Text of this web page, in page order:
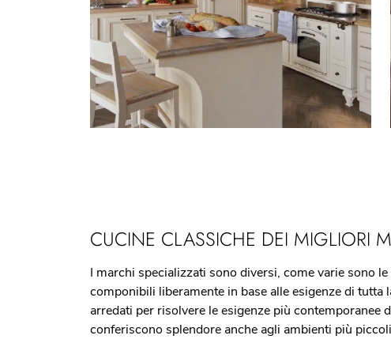
CUCINE CLASSICHE DEI MIGLIORI
I marchi specializzati sono diversi, come varie sono
componibili liberamente in base alle esigenze di
arredati per risolvere le esigenze più contemporanee
conferiscono splendore anche agli ambienti più